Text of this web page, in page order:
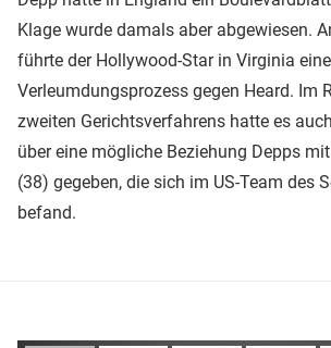
Klage wurde damals aber abgewiesen.
führte der Hollywood-Star in Virginia
Verleumdungsprozess gegen Heard. Im
zweiten Gerichtsverfahrens hatte es
über eine mögliche Beziehung Depps
(38) gegeben, die sich im US-Team des
befand.